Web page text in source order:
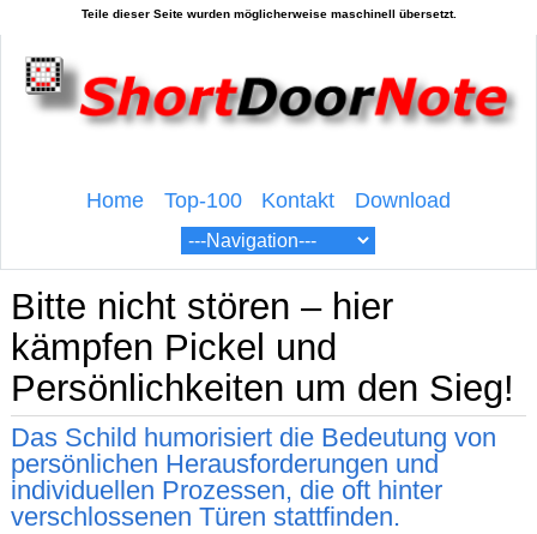
Home Top-100 Kontakt Download
Bitte nicht stören – hier
kämpfen Pickel und
Persönlichkeiten um den Sieg!
Das Schild humorisiert die Bedeutung von
persönlichen Herausforderungen und
individuellen Prozessen, die oft hinter
verschlossenen Türen stattfinden.